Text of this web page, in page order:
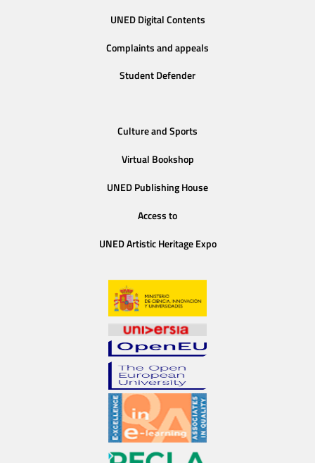
UNED Digital Contents
Complaints and appeals
Student Defender
Culture and Sports
Virtual Bookshop
UNED Publishing House
Access to
UNED Artistic Heritage Expo